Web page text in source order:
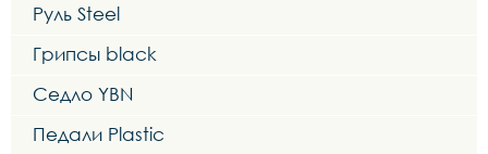
Руль Steel
Грипсы black
Седло YBN
Педали Plastic